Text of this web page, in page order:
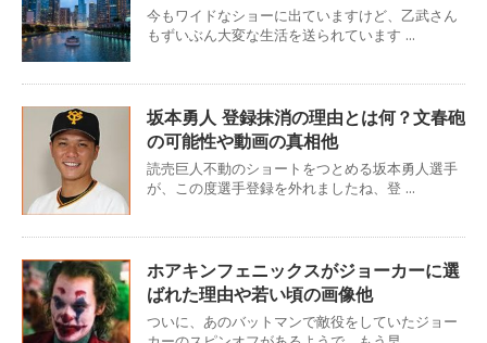
今もワイドなショーに出ていますけど、乙武さん
もずいぶん大変な生活を送られています ...
坂本勇人 登録抹消の理由とは何？文春砲
の可能性や動画の真相他
読売巨人不動のショートをつとめる坂本勇人選手
が、この度選手登録を外れましたね、登 ...
ホアキンフェニックスがジョーカーに選
ばれた理由や若い頃の画像他
ついに、あのバットマンで敵役をしていたジョー